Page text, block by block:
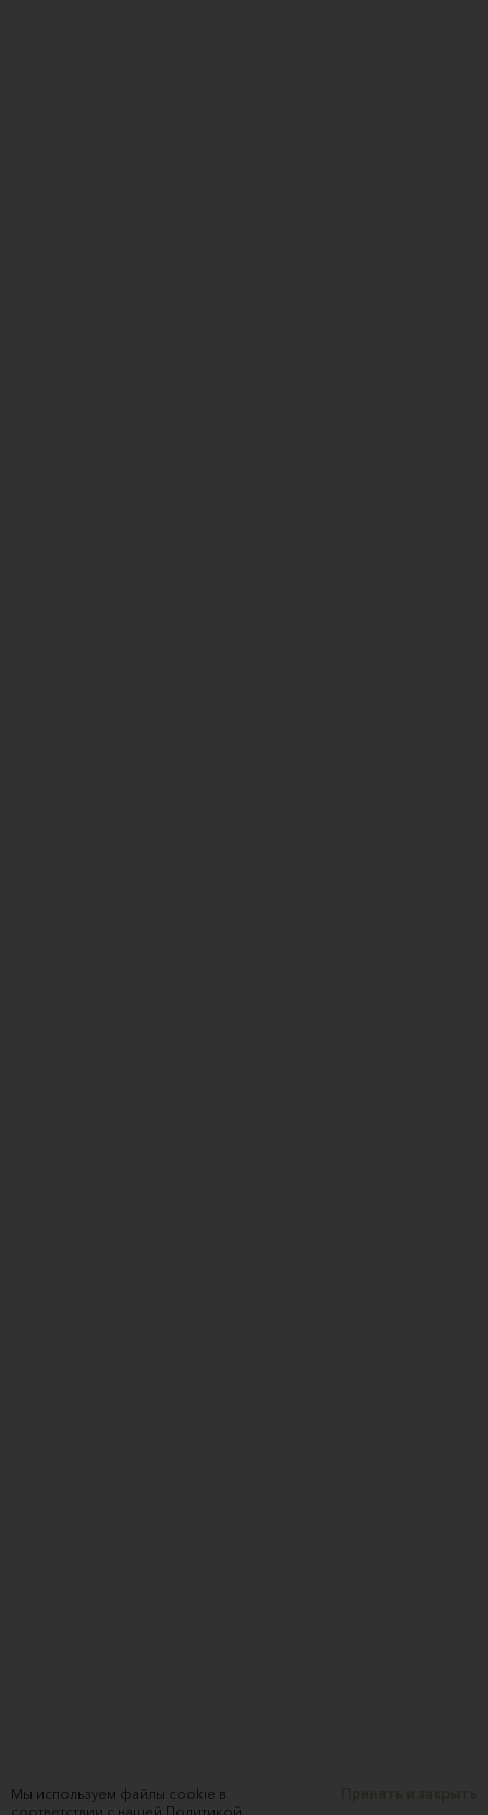
Мы используем файлы cookie в
соответствии с нашей Политикой